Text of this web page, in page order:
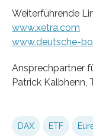
Weiterführende
www.xetra.com
www.deutsche-
Ansprechpartner
Patrick Kalbhenn,
DAX ETF